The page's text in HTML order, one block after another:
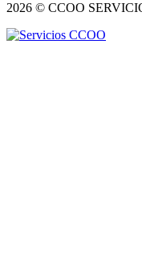
2026 © CCOO